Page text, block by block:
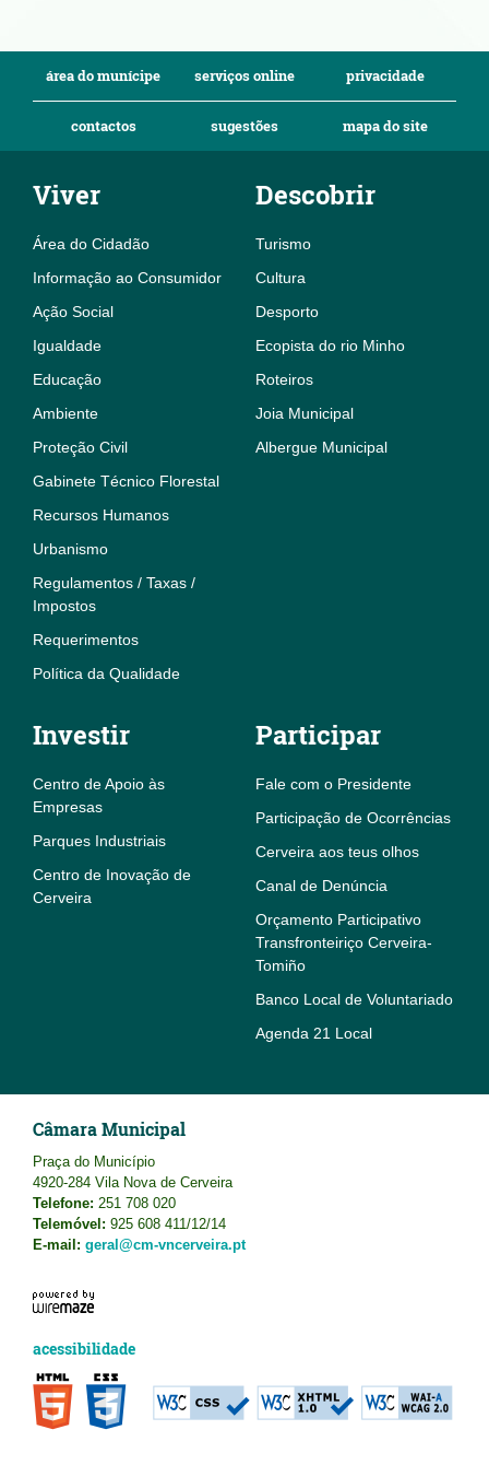
área do munícipe serviços online privacidade
contactos sugestões mapa do site
Viver
Área do Cidadão
Informação ao Consumidor
Ação Social
Igualdade
Educação
Ambiente
Proteção Civil
Gabinete Técnico Florestal
Recursos Humanos
Urbanismo
Regulamentos / Taxas /
Impostos
Requerimentos
Política da Qualidade
Descobrir
Turismo
Cultura
Desporto
Ecopista do rio Minho
Roteiros
Joia Municipal
Albergue Municipal
Investir
Centro de Apoio às
Empresas
Parques Industriais
Centro de Inovação de
Cerveira
Participar
Fale com o Presidente
Participação de Ocorrências
Cerveira aos teus olhos
Canal de Denúncia
Orçamento Participativo
Transfronteiriço Cerveira-
Tomiño
Banco Local de Voluntariado
Agenda 21 Local
Câmara Municipal
Praça do Município
4920-284 Vila Nova de Cerveira
Telefone: 251 708 020
Telemóvel: 925 608 411/12/14
E-mail: geral@cm-vncerveira.pt
acessibilidade